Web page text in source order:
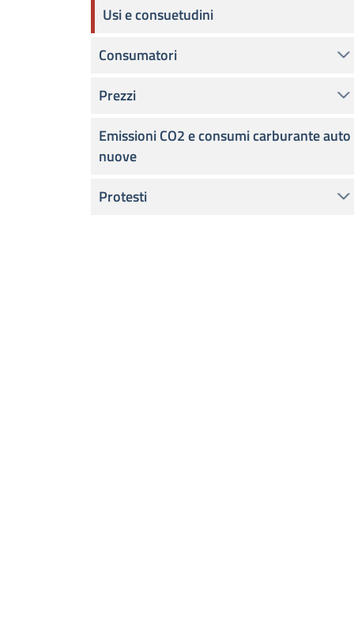
Usi e consuetudini
Consumatori
Prezzi
Emissioni CO2 e consumi carburante auto
nuove
Protesti